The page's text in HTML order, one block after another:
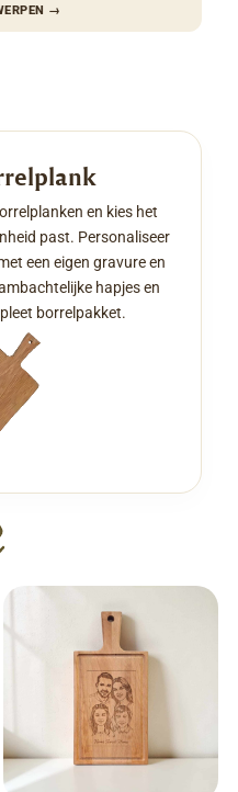
→
en kies het
past. Personaliseer
een eigen gravure en
hapjes en
borrelpakket.